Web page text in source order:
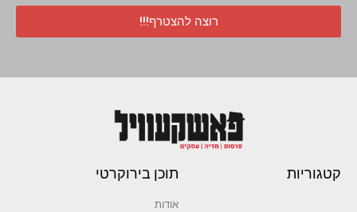
רוצה להצטרף!!!
קטגוריות תוכן בירוקרטי
אודות